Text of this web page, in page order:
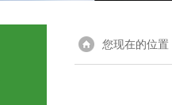
您现在的位置